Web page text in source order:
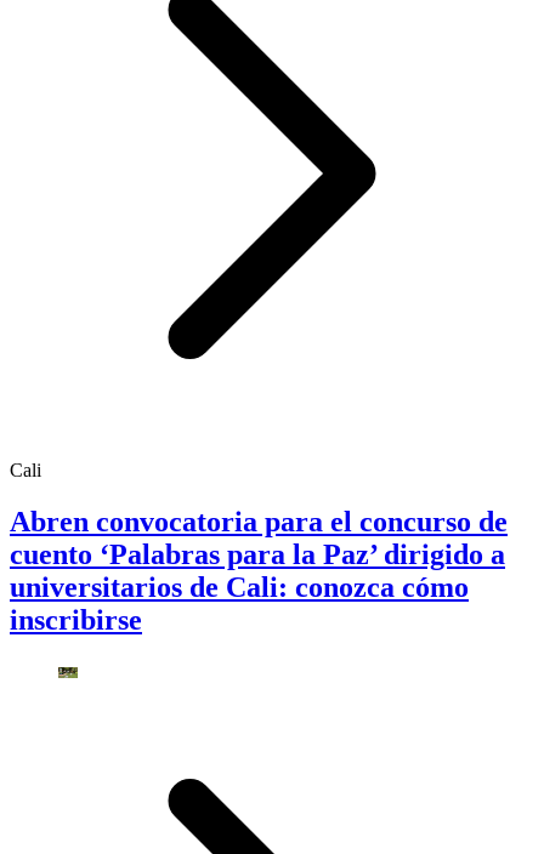
Cali
Abren convocatoria para el concurso de
cuento ‘Palabras para la Paz’ dirigido a
universitarios de Cali: conozca cómo
inscribirse